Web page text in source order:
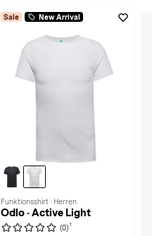
Sale New Arrival
Funktionsshirt · Herren
Odlo · Active Light
(0) 1